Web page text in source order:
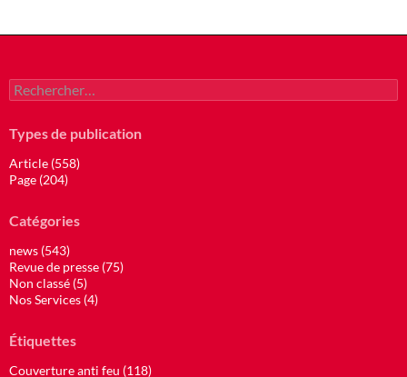
Rechercher :
Types de publication
Article (558)
Page (204)
Catégories
news (543)
Revue de presse (75)
Non classé (5)
Nos Services (4)
Étiquettes
Couverture anti feu (118)